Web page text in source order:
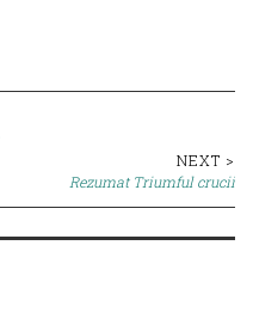
NEXT >
Rezumat Triumful crucii